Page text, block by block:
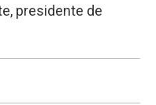
presidente de